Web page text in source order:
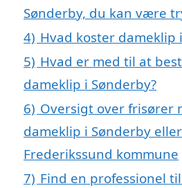
Sønderby, du kan være
4) Hvad koster dameklip
5) Hvad er med til at
dameklip i Sønderby?
6) Oversigt over frisører
dameklip i Sønderby
Frederikssund kommune
7) Find en professionel